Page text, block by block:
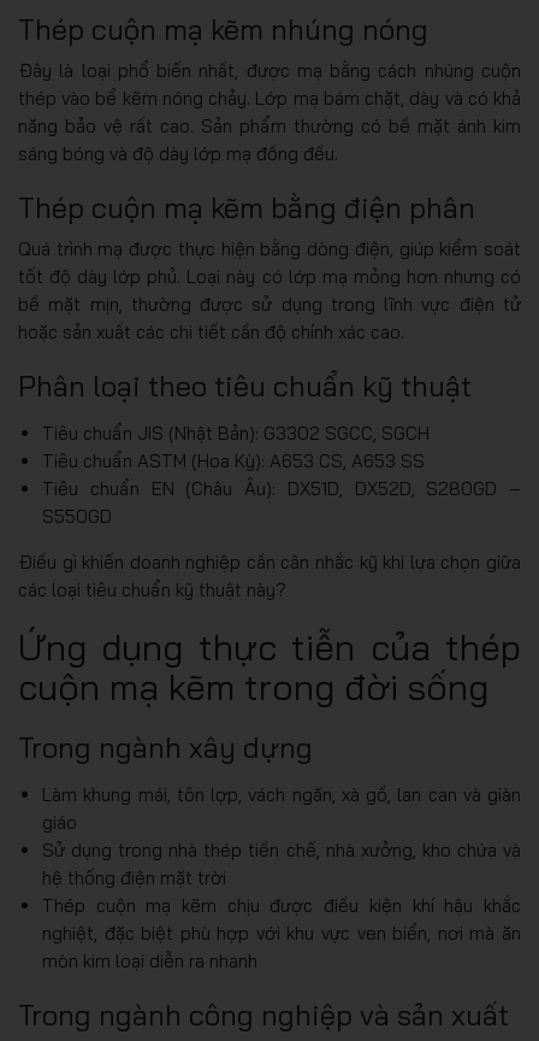
Thép cuộn mạ kẽm nhúng nóng
Đây là loại phổ biến nhất, được mạ bằng cách nhúng cuộn
thép vào bể kẽm nóng chảy. Lớp mạ bám chặt, dày và có khả
năng bảo vệ rất cao. Sản phẩm thường có bề mặt ánh kim
sáng bóng và độ dày lớp mạ đồng đều.
Thép cuộn mạ kẽm bằng điện phân
Quá trình mạ được thực hiện bằng dòng điện, giúp kiểm soát
tốt độ dày lớp phủ. Loại này có lớp mạ mỏng hơn nhưng có
bề mặt mịn, thường được sử dụng trong lĩnh vực điện tử
hoặc sản xuất các chi tiết cần độ chính xác cao.
Phân loại theo tiêu chuẩn kỹ thuật
Tiêu chuẩn JIS (Nhật Bản): G3302 SGCC, SGCH
Tiêu chuẩn ASTM (Hoa Kỳ): A653 CS, A653 SS
Tiêu chuẩn EN (Châu Âu): DX51D, DX52D, S280GD –
S550GD
Điều gì khiến doanh nghiệp cần cân nhắc kỹ khi lựa chọn giữa
các loại tiêu chuẩn kỹ thuật này?
Ứng dụng thực tiễn của thép
cuộn mạ kẽm trong đời sống
Trong ngành xây dựng
Làm khung mái, tôn lợp, vách ngăn, xà gồ, lan can và giàn
giáo
Sử dụng trong nhà thép tiền chế, nhà xưởng, kho chứa và
hệ thống điện mặt trời
Thép cuộn mạ kẽm chịu được điều kiện khí hậu khắc
nghiệt, đặc biệt phù hợp với khu vực ven biển, nơi mà ăn
mòn kim loại diễn ra nhanh
Trong ngành công nghiệp và sản xuất